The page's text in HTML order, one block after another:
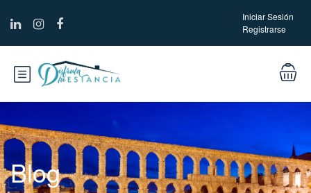
Iniciar Sesión
Registrarse
Blog